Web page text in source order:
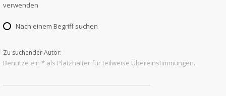
verwenden
Nach einem Begriff suchen
Zu suchender Autor:
Benutze ein * als Platzhalter für teilweise Übereinstimmungen.